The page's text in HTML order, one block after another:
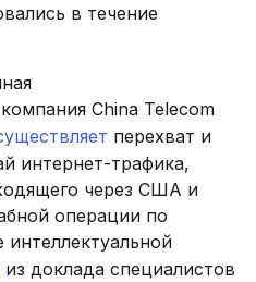
в течение
China Telecom
перехват и
интернет-трафика,
через США и
операции по
из доклада специалистов